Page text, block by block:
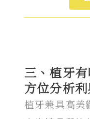
三、植牙
方位分析
植牙兼具高美